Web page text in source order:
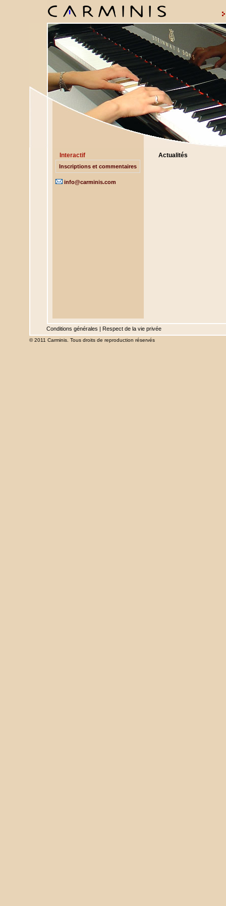
Interactif
Inscriptions et commentaires
info@carminis.com
Actualités
Conditions générales | Respect de la vie privée
© 2011 Carminis. Tous droits de reproduction réservés